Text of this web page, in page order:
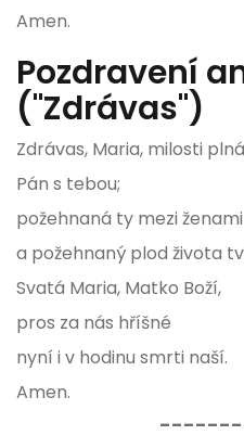
Amen.
Pozdravení
("Zdrávas")
Zdrávas, Maria, milosti
Pán s tebou;
požehnaná ty mezi ženami
a požehnaný plod života
Svatá Maria, Matko Boží,
pros za nás hříšné
nyní i v hodinu smrti naší.
Amen.